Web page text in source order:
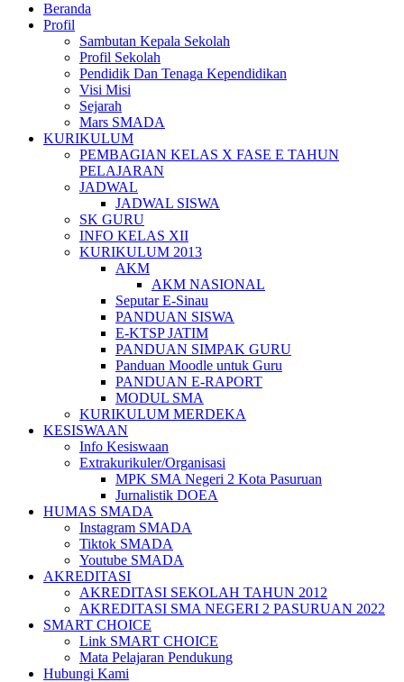
Beranda
Profil
Sambutan Kepala Sekolah
Profil Sekolah
Pendidik Dan Tenaga Kependidikan
Visi Misi
Sejarah
Mars SMADA
KURIKULUM
PEMBAGIAN KELAS X FASE E TAHUN
PELAJARAN
JADWAL
JADWAL SISWA
SK GURU
INFO KELAS XII
KURIKULUM 2013
AKM
AKM NASIONAL
Seputar E-Sinau
PANDUAN SISWA
E-KTSP JATIM
PANDUAN SIMPAK GURU
Panduan Moodle untuk Guru
PANDUAN E-RAPORT
MODUL SMA
KURIKULUM MERDEKA
KESISWAAN
Info Kesiswaan
Extrakurikuler/Organisasi
MPK SMA Negeri 2 Kota Pasuruan
Jurnalistik DOEA
HUMAS SMADA
Instagram SMADA
Tiktok SMADA
Youtube SMADA
AKREDITASI
AKREDITASI SEKOLAH TAHUN 2012
AKREDITASI SMA NEGERI 2 PASURUAN 2022
SMART CHOICE
Link SMART CHOICE
Mata Pelajaran Pendukung
Hubungi Kami